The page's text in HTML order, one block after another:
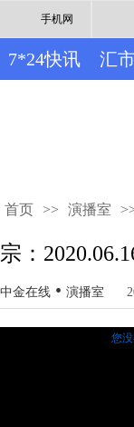
手机网
7*24快讯 汇
首页 >> 演播室
宗：
中金在线 • 演播室
您